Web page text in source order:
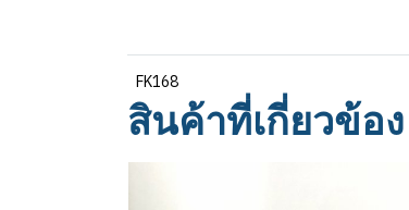
FK168
สินค้าที่เกี่ยวข้อง